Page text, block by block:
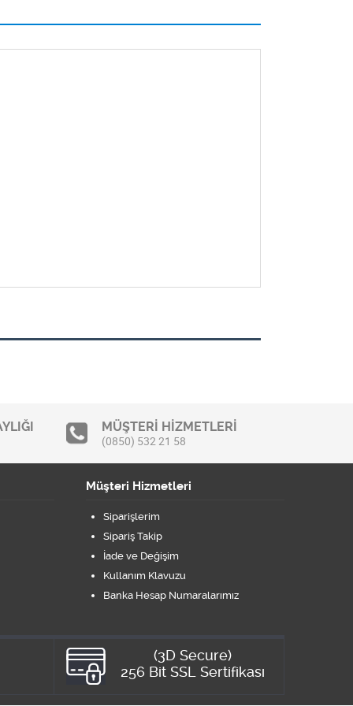
MÜŞTERİ HİZMETLERİ
(0850) 532 21 58
Müşteri Hizmetleri
Siparişlerim
Sipariş Takip
İade ve Değişim
Kullanım Klavuzu
Banka Hesap Numaralarımız
(3D Secure)
256 Bit SSL Sertifikası